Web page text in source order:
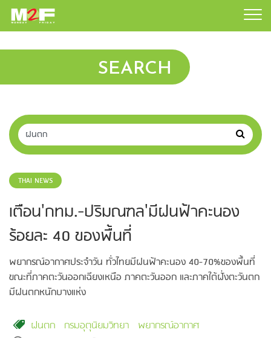
SEARCH
THAI NEWS
เตือน'กทม.-ปริมณฑล'มีฝนฟ้าคะนอง
ร้อยละ 40 ของพื้นที่
พยากรณ์อากาศประจำวัน ทั่วไทยมีฝนฟ้าคะนอง 40-70%ของพื้นที่
ขณะที่ภาคตะวันออกเฉียงเหนือ ภาคตะวันออก และภาคใต้ฝั่งตะวันตก
มีฝนตกหนักบางแห่ง
ฝนตก กรมอุตุนิยมวิทยา พยากรณ์อากาศ